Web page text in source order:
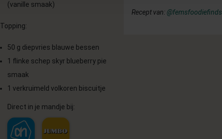
(vanille smaak)
Topping:
50 g diepvries blauwe bessen
1 flinke schep skyr blueberry pie
smaak
1 verkruimeld volkoren biscuitje
Direct in je mandje bij:
Recept van:@femsfoodiefinds